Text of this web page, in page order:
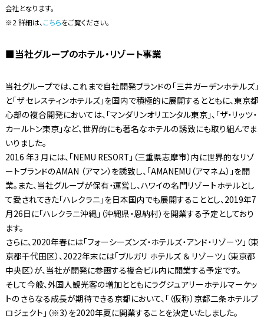
会社となります。
※2 詳細は、 こちらをご覧ください。
■当社グループのホテル・リゾート事業
当社グループでは、これまで自社開発ブランドの「三井ガーデンホテルズ」
と「ザ セレスティンホテルズ」を国内で積極的に展開するとともに、東京都
心部の複合開発においては、「マンダリンオリエンタル東京」、「ザ・リッツ・
カールトン東京」など、世界的にも著名なホテルの誘致にも取り組んでま
いりました。
2016 年3 月には、「NEMU RESORT」（三重県志摩市）内に世界的なリゾ
ートブランドのAMAN （アマン）を誘致し、「AMANEMU（アマネム）」を開
業。また、当社グループが保有・運営し、ハワイの名門リゾートホテルとし
て愛されてきた「ハレクラニ」を日本国内でも展開することとし、2019年7
月26日に「ハレクラニ沖縄」（沖縄県・恩納村）を開業する予定としており
ます。
さらに、2020年春には「フォーシーズンズ・ホテルズ・アンド・リゾーツ」（東
京都千代田区）、2022年末には「ブルガリ ホテルズ ＆ リゾーツ」（東京都
中央区）が、当社が開発に参画する複合ビル内に開業する予定です。
そして今般、外国人観光客の増加とともにラグジュアリーホテルマーケッ
トのさらなる成長が期待できる京都において、「（仮称）京都二条ホテルプ
ロジェクト」（※3）を2020年夏に開業することを決定いたしました。